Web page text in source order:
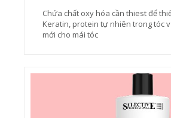
Chứa chất oxy hóa cần thiest để
Keratin, protein tự nhiên trong tóc
mới cho mái tóc